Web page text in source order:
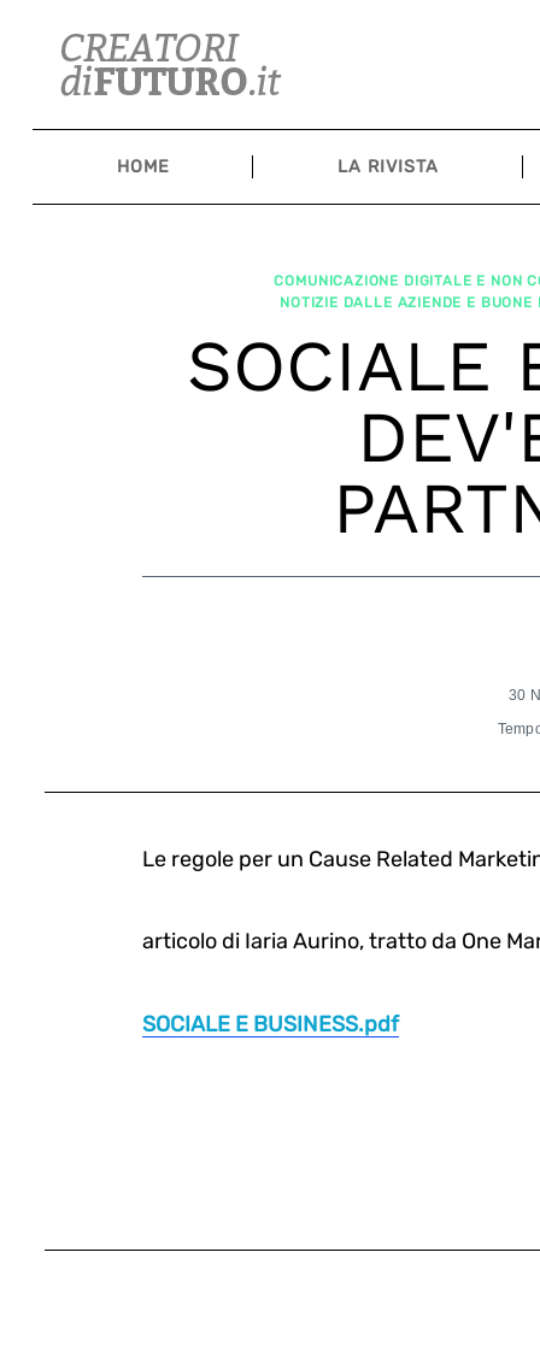
content
HOME LA RIVISTA
COMUNICAZIONE DIGITALE E NON
NOTIZIE DALLE AZIENDE E BUONE
SOCIALE
30
Le regole per un Cause Related
articolo di Iaria Aurino, tratto da One
SOCIALE E BUSINESS.pdf